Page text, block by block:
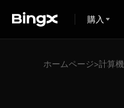
購入
ホームページ>計算機